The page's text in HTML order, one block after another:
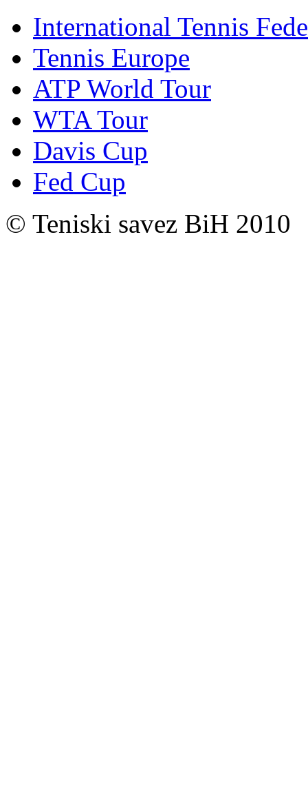
International Tennis
Tennis Europe
ATP World Tour
WTA Tour
Davis Cup
Fed Cup
© Teniski savez BiH 2010